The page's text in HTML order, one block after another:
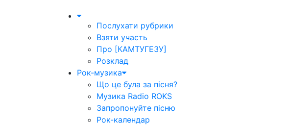
Послухати рубрики
Взяти участь
Про [КАМТУГЕЗУ]
Розклад
Рок-музика
Що це була за пісня?
Музика Radio ROKS
Запропонуйте пісню
Рок-календар